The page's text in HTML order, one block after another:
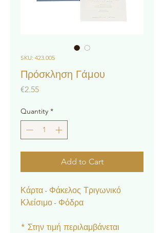
SKU: 423.005
Πρόσκληση Γάμου
€2.55Price
Quantity *
Add to Cart
Κάρτα - Φάκελος Τριγωνικό
Κλείσιμο - Φόδρα
* Στην τιμή περιλαμβάνεται